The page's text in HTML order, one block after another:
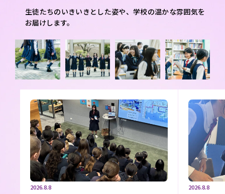
生徒たちのいきいきとした姿や、学校の温かな雰囲気を
お届けします。
2026.8.8 2026.8.8